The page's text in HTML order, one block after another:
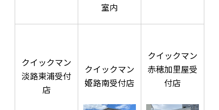
室内
クイックマン
淡路東浦受付
店
クイックマン
姫路南受付店
クイックマン
赤穂加里屋受
付店